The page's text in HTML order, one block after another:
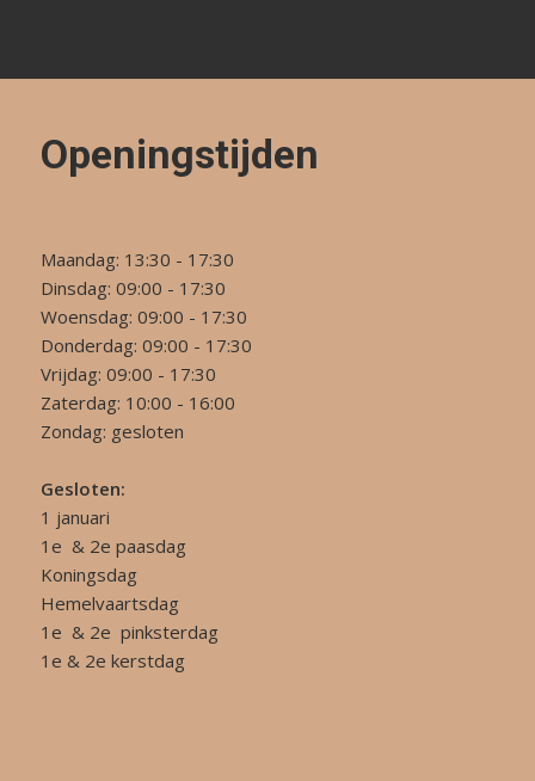
Openingstijden
Maandag: 13:30 - 17:30
Dinsdag: 09:00 - 17:30
Woensdag: 09:00 - 17:30
Donderdag: 09:00 - 17:30
Vrijdag: 09:00 - 17:30
Zaterdag: 10:00 - 16:00
Zondag: gesloten
Gesloten:
1 januari
1e & 2e paasdag
Koningsdag
Hemelvaartsdag
1e & 2e pinksterdag
1e & 2e kerstdag